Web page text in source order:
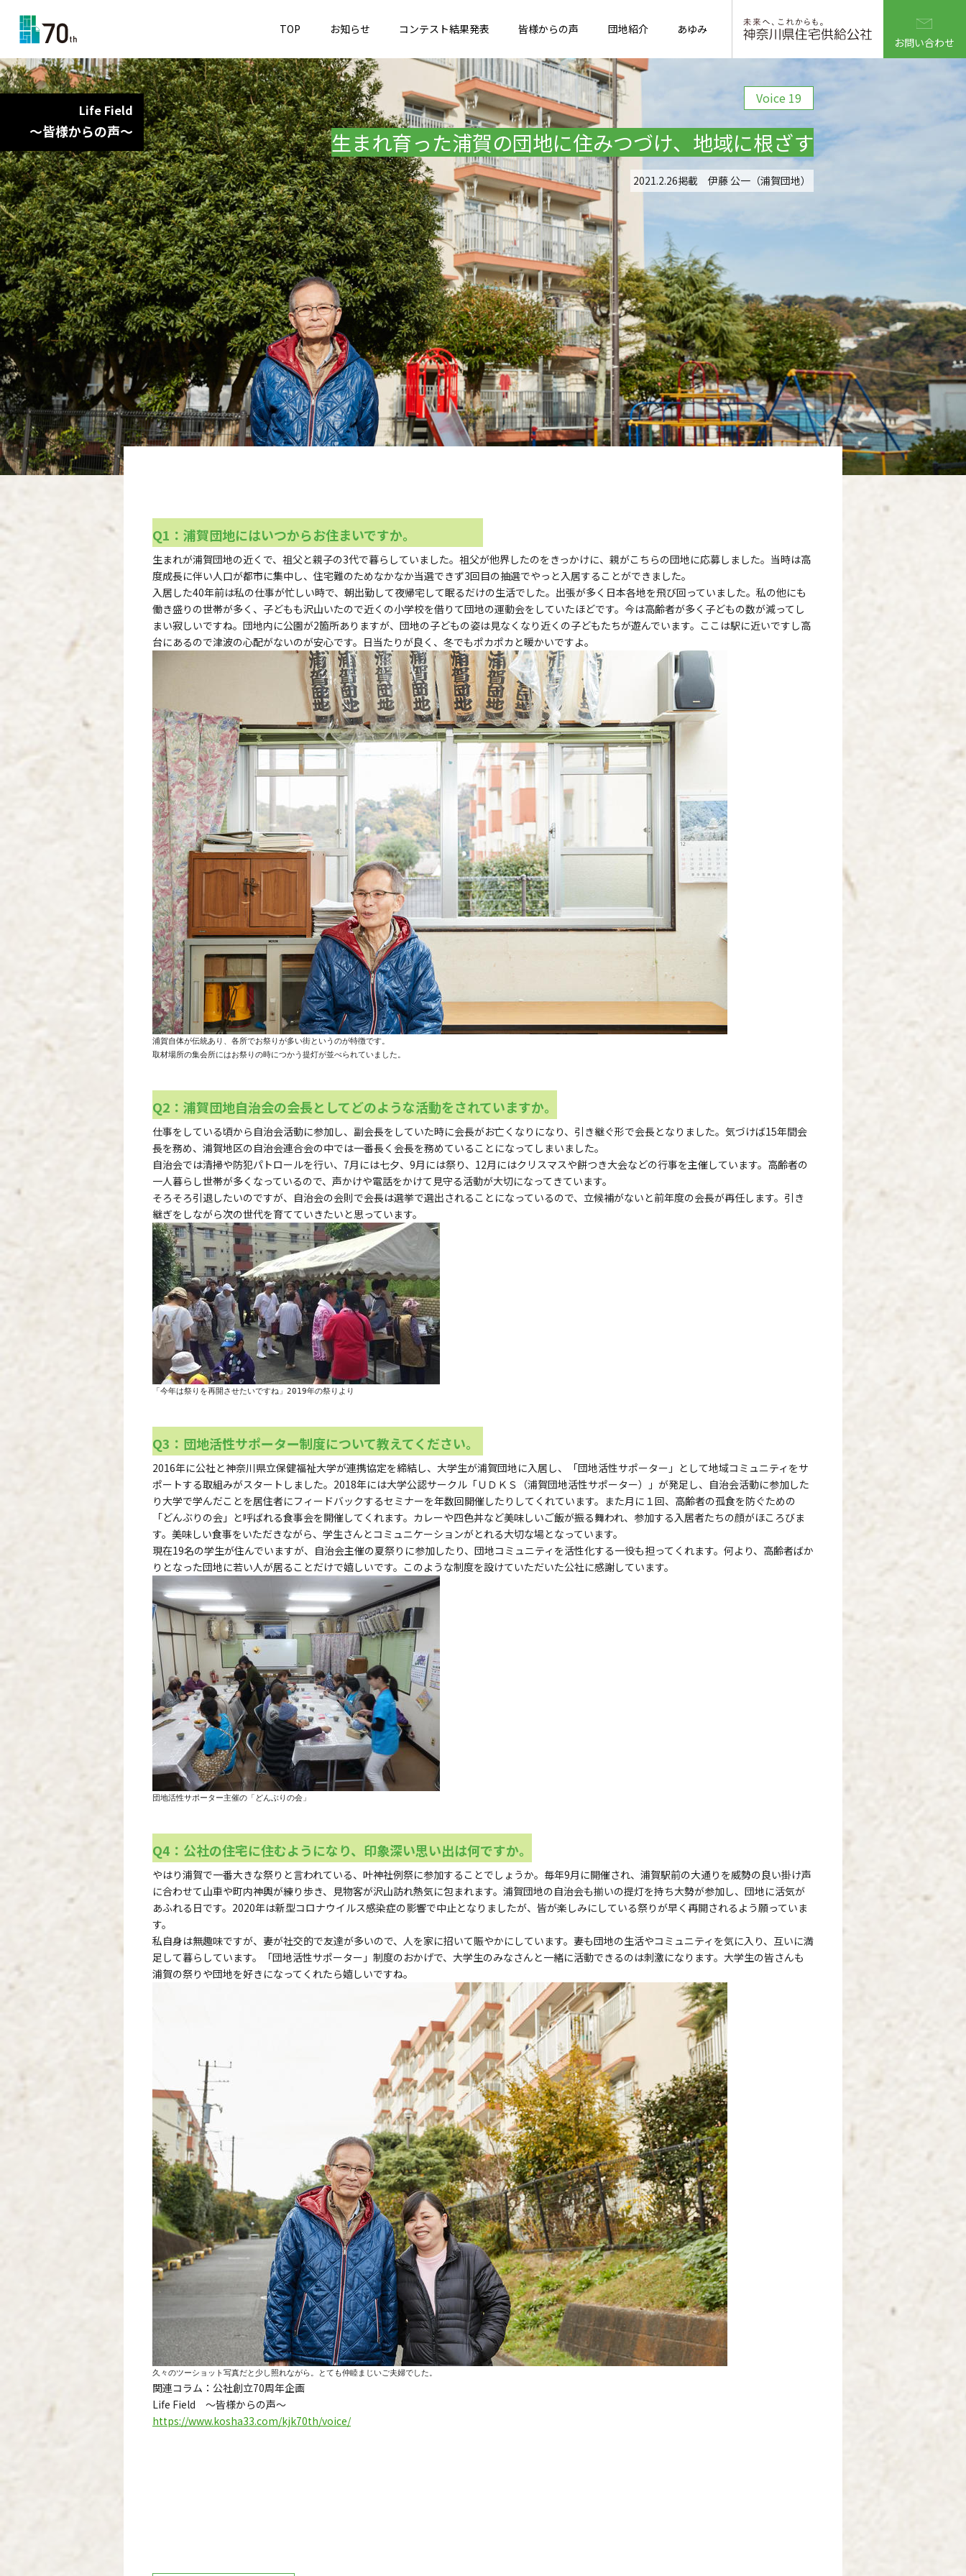
TOP お知らせ コンテスト結果発表 皆様からの声 団地紹介
あゆみ
お問い合わせ
Life Field
～皆様からの声～
Voice 19
生まれ育った浦賀の団地に住みつづけ、地域に根ざす
2021.2.26掲載 伊藤 公一（浦賀団地）
Q1：浦賀団地にはいつからお住まいですか。
生まれが浦賀団地の近くで、祖父と親子の3代で暮らしていました。祖父が他界したのをきっかけに、親がこちらの団地に応募しました。当時は高
度成長に伴い人口が都市に集中し、住宅難のためなかなか当選できず3回目の抽選でやっと入居することができました。
入居した40年前は私の仕事が忙しい時で、朝出勤して夜帰宅して眠るだけの生活でした。出張が多く日本各地を飛び回っていました。私の他にも
働き盛りの世帯が多く、子どもも沢山いたので近くの小学校を借りて団地の運動会をしていたほどです。今は高齢者が多く子どもの数が減ってし
まい寂しいですね。団地内に公園が2箇所ありますが、団地の子どもの姿は見なくなり近くの子どもたちが遊んでいます。ここは駅に近いですし高
台にあるので津波の心配がないのが安心です。日当たりが良く、冬でもポカポカと暖かいですよ。
浦賀自体が伝統あり、各所でお祭りが多い街というのが特徴です。
取材場所の集会所にはお祭りの時につかう提灯が並べられていました。
Q2：浦賀団地自治会の会長としてどのような活動をされていますか。
仕事をしている頃から自治会活動に参加し、副会長をしていた時に会長がお亡くなりになり、引き継ぐ形で会長となりました。気づけば15年間会
長を務め、浦賀地区の自治会連合会の中では一番長く会長を務めていることになってしまいました。
自治会では清掃や防犯パトロールを行い、7月には七夕、9月には祭り、12月にはクリスマスや餅つき大会などの行事を主催しています。高齢者の
一人暮らし世帯が多くなっているので、声かけや電話をかけて見守る活動が大切になってきています。
そろそろ引退したいのですが、自治会の会則で会長は選挙で選出されることになっているので、立候補がないと前年度の会長が再任します。引き
継ぎをしながら次の世代を育てていきたいと思っています。
「今年は祭りを再開させたいですね」2019年の祭りより
Q3：団地活性サポーター制度について教えてください。
2016年に公社と神奈川県立保健福祉大学が連携協定を締結し、大学生が浦賀団地に入居し、「団地活性サポーター」として地域コミュニティをサ
ポートする取組みがスタートしました。2018年には大学公認サークル「ＵＤＫＳ（浦賀団地活性サポーター）」が発足し、自治会活動に参加した
り大学で学んだことを居住者にフィードバックするセミナーを年数回開催したりしてくれています。また月に１回、高齢者の孤食を防ぐための
「どんぶりの会」と呼ばれる食事会を開催してくれます。カレーや四色丼など美味しいご飯が振る舞われ、参加する入居者たちの顔がほころびま
す。美味しい食事をいただきながら、学生さんとコミュニケーションがとれる大切な場となっています。
現在19名の学生が住んでいますが、自治会主催の夏祭りに参加したり、団地コミュニティを活性化する一役も担ってくれます。何より、高齢者ばか
りとなった団地に若い人が居ることだけで嬉しいです。このような制度を設けていただいた公社に感謝しています。
団地活性サポーター主催の「どんぶりの会」
Q4：公社の住宅に住むようになり、印象深い思い出は何ですか。
やはり浦賀で一番大きな祭りと言われている、叶神社例祭に参加することでしょうか。毎年9月に開催され、浦賀駅前の大通りを威勢の良い掛け声
に合わせて山車や町内神輿が練り歩き、見物客が沢山訪れ熱気に包まれます。浦賀団地の自治会も揃いの提灯を持ち大勢が参加し、団地に活気が
あふれる日です。2020年は新型コロナウイルス感染症の影響で中止となりましたが、皆が楽しみにしている祭りが早く再開されるよう願っていま
す。
私自身は無趣味ですが、妻が社交的で友達が多いので、人を家に招いて賑やかにしています。妻も団地の生活やコミュニティを気に入り、互いに満
足して暮らしています。「団地活性サポーター」制度のおかげで、大学生のみなさんと一緒に活動できるのは刺激になります。大学生の皆さんも
浦賀の祭りや団地を好きになってくれたら嬉しいですね。
久々のツーショット写真だと少し照れながら。とても仲睦まじいご夫婦でした。
関連コラム：公社創立70周年企画
Life Field ～皆様からの声～
https://www.kosha33.com/kjk70th/voice/